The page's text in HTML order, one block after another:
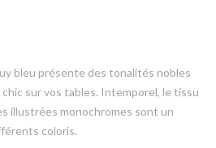
bleu présente des tonalités nobles
sur vos tables. Intemporel, le tissu
illustrées monochromes sont un
coloris.